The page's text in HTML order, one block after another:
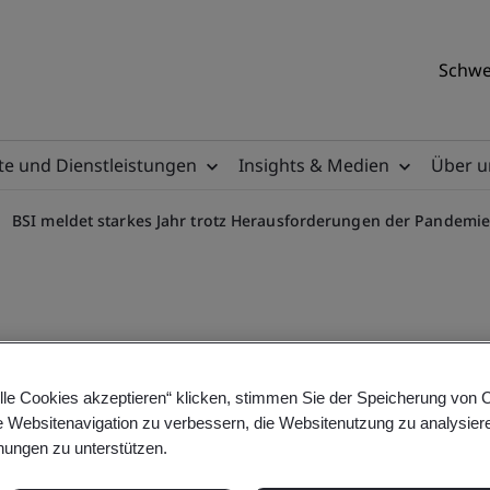
und Dienstleistungen Insights & Medien Über
BSI meldet starkes Jahr trotz Herausforderungen der Pandemie
trotz
Cookies akzeptieren“ klicken, stimmen Sie der Speicherung von
Websitenavigation zu verbessern, die Websitenutzung zu
zu unterstützen.